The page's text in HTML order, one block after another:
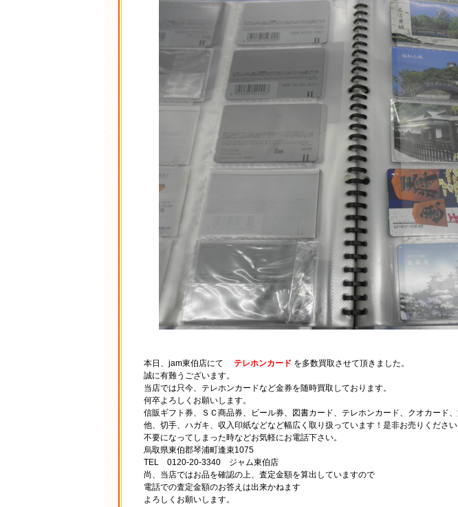
本日、jam東伯店にて テレホンカード を多数買取させて頂きました。
誠に有難うございます。
当店では只今、テレホンカードなど金券を随時買取しております。
何卒よろしくお願いします。
信販ギフト券、ＳＣ商品券、ビール券、図書カード、テレホンカード、クオカード
他、切手、ハガキ、収入印紙などなど幅広く取り扱っています！是非お売りください
不要になってしまった時などお気軽にお電話下さい。
烏取県東伯郡琴浦町逢束1075
TEL 0120-20-3340 ジャム東伯店
尚、当店ではお品を確認の上、査定金額を算出していますので
電話での査定金額のお答えは出来かねます
よろしくお願いします。